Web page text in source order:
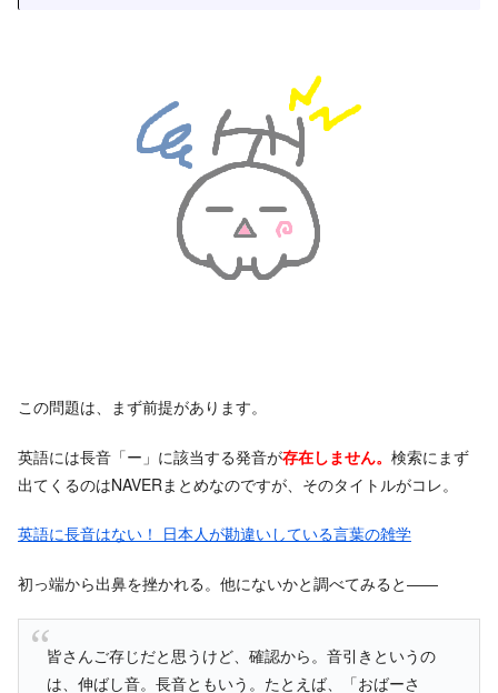
この問題は、まず前提があります。
英語には長音「ー」に該当する発音が存在しません。 検索にまず
出てくるのはNAVERまとめなのですが、そのタイトルがコレ。
英語に長音はない！ 日本人が勘違いしている言葉の雑学
初っ端から出鼻を挫かれる。他にないかと調べてみると――
皆さんご存じだと思うけど、確認から。音引きというの
は、伸ばし音。長音ともいう。たとえば、「おばーさ